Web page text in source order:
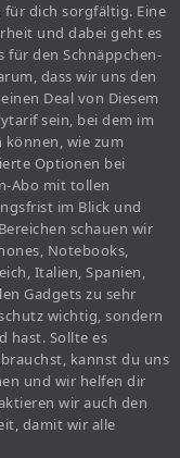
für dich sorgfältig. Eine
und dabei geht es
für den Schnäppchen-
dass wir uns den
Deal von Diesem
sein, bei dem im
wie zum
Optionen bei
Abo mit tollen
im Blick und
schauen wir
Notebooks,
Italien, Spanien,
Gadgets zu sehr
wichtig, sondern
hast. Sollte es
kannst du uns
und wir helfen dir
wir auch den
damit wir alle